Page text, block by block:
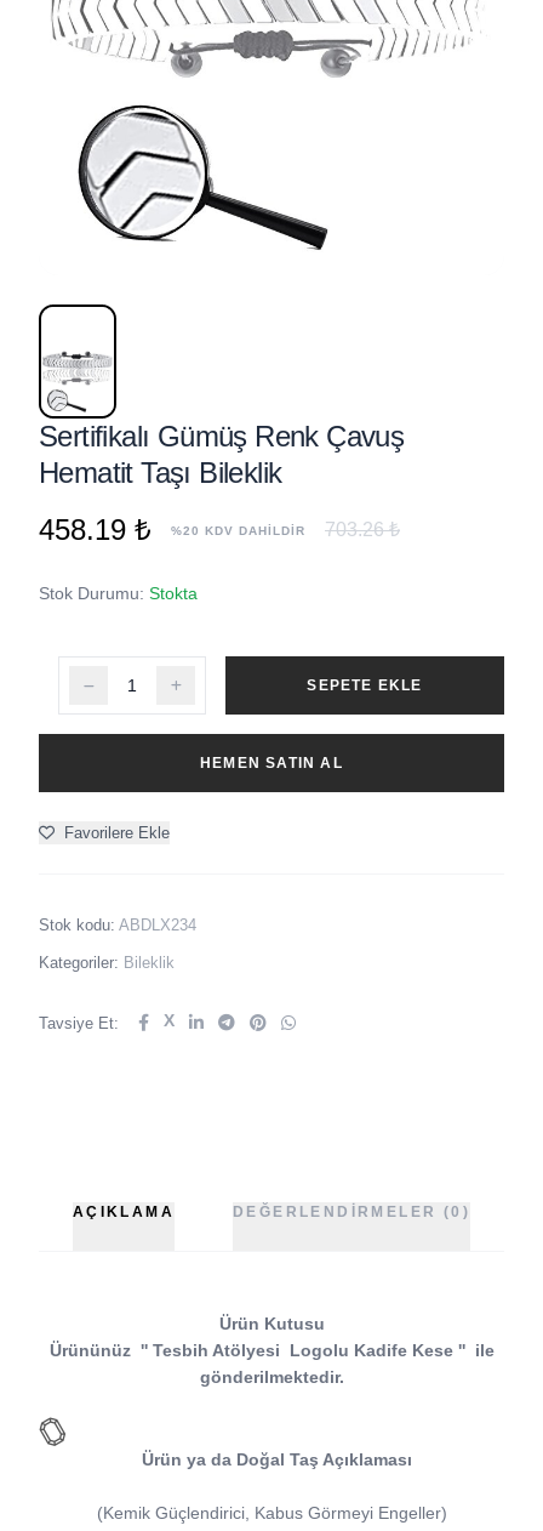
Sertifikalı Gümüş Renk Çavuş
Hematit Taşı Bileklik
458.19 ₺
%20 KDV DAHİLDİR 703.26 ₺
Stok Durumu: Stokta
SEPETE EKLE
HEMEN SATIN AL
Favorilere Ekle
Stok kodu: ABDLX234
Kategoriler: Bileklik
Tavsiye Et: X
AÇIKLAMA DEĞERLENDIRMELER (0)
Ürün Kutusu
Ürününüz '' Tesbih Atölyesi Logolu Kadife Kese '' ile
gönderilmektedir.
Ürün ya da Doğal Taş Açıklaması
(Kemik Güçlendirici, Kabus Görmeyi Engeller)